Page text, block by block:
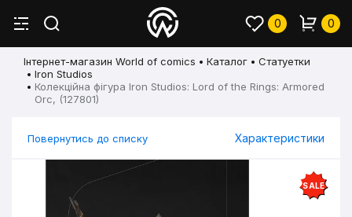
0 0
Інтернет-магазин World of comics Каталог
Статуетки
Iron Studios
Колекційна фігура Iron Studios: Lord of the Rings: Armored
Orc, (127801)
Повернутись до списку Характеристики
SALE